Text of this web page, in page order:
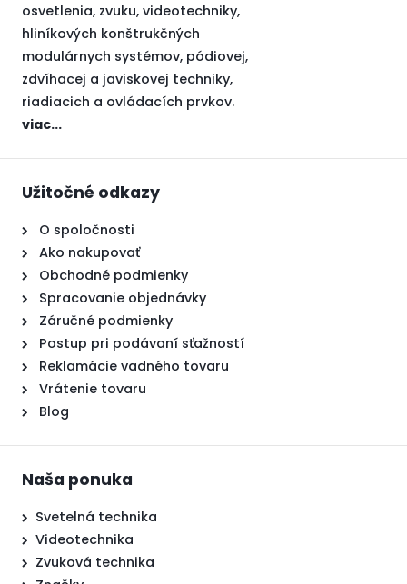
osvetlenia, zvuku, videotechniky,
hliníkových konštrukčných
modulárnych systémov, pódiovej,
zdvíhacej a javiskovej techniky,
riadiacich a ovládacích prvkov.
viac...
Užitočné odkazy
O spoločnosti
Ako nakupovať
Obchodné podmienky
Spracovanie objednávky
Záručné podmienky
Postup pri podávaní sťažností
Reklamácie vadného tovaru
Vrátenie tovaru
Blog
Naša ponuka
Svetelná technika
Videotechnika
Zvuková technika